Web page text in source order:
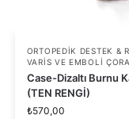
ORTOPEDIK DESTEK &
VARIS VE EMBOLI
Case-Dizaltı Burnu
(TEN RENGİ)
₺570,00